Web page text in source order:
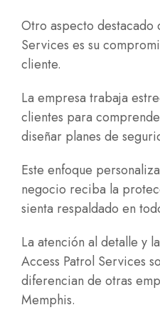
Otro aspecto destacado
Services es su
cliente.
La empresa trabaja
clientes para
diseñar planes de
Este enfoque
negocio reciba la
sienta respaldado en
La atención al detalle y
Access Patrol Services
diferencian de otras
Memphis.